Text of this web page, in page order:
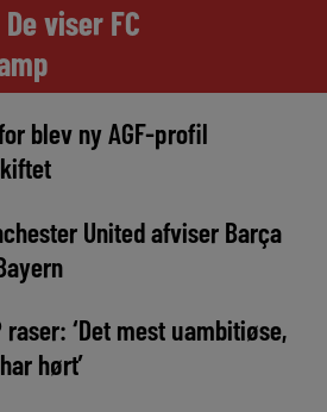
viser FC
blev ny AGF-profil
United afviser Barça
raser: ‘Det mest uambitiøse,
hørt’